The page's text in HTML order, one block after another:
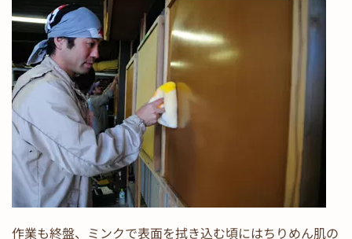
作業も終盤、ミンクで表面を拭き込む頃にはちりめん肌の